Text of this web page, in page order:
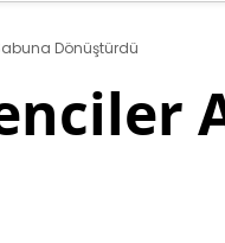
Dönüştürdü